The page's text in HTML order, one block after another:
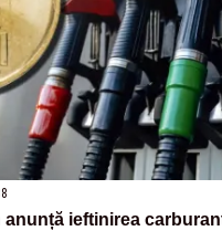
anunță ieftinirea